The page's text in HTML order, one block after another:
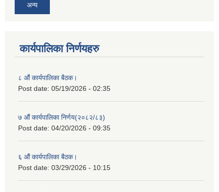
अन्य
कार्यपालिका निर्णयहरु
८ औं कार्यपालिका बैठक।
Post date: 05/19/2026 - 02:35
७ औं कार्यपालिका निर्णय(२०८२/८३)
Post date: 04/20/2026 - 09:35
६ औं कार्यपालिका बैठक।
Post date: 03/29/2026 - 10:15